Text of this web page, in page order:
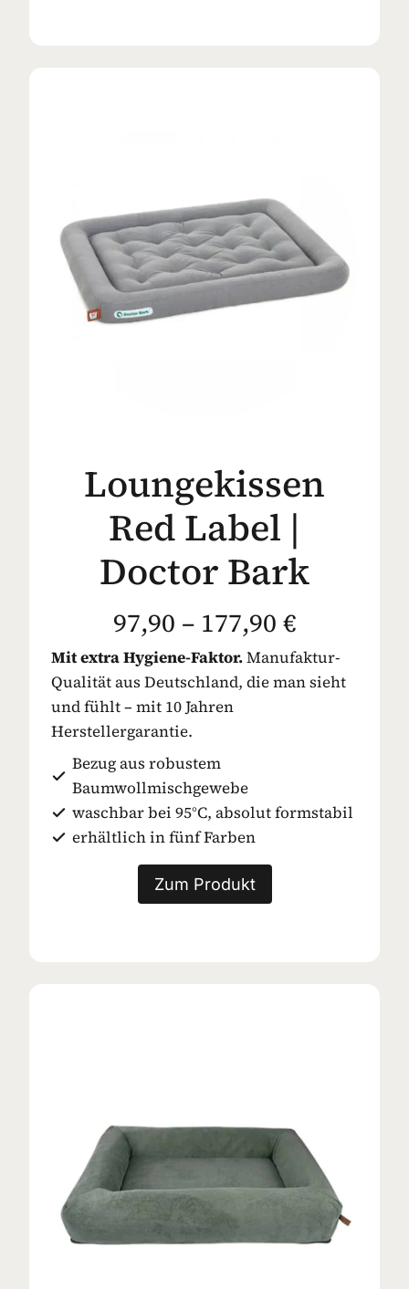
Loungekissen
Red Label |
Doctor Bark
97,90 – 177,90 €
Mit extra Hygiene-Faktor.Manufaktur-
Qualität aus Deutschland, die man sieht
und fühlt – mit 10 Jahren
Herstellergarantie.
Bezug aus robustem
Baumwollmischgewebe
waschbar bei 95°C, absolut formstabil
erhältlich in fünf Farben
Zum Produkt